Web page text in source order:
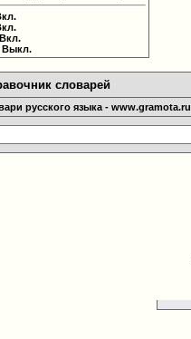
Вкл.
Выкл.
словарей
русского языка - www.gramota.ru